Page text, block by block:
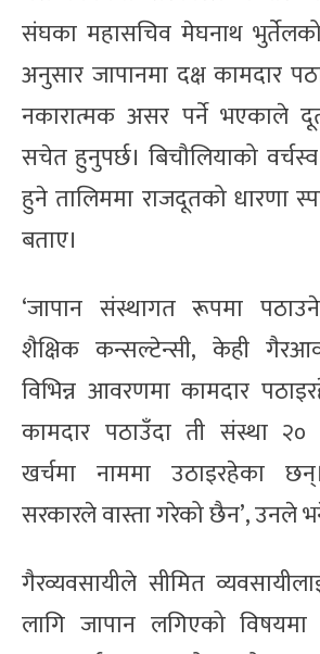
संघका महासचिव मेघनाथ
अनुसार जापानमा दक्ष कामदार
नकारात्मक असर पर्ने भएकाले
सचेत हुनुपर्छ। बिचौलियाको
हुने तालिममा राजदूतको धारणा
बताए।
‘जापान संस्थागत रूपमा
शैक्षिक कन्सल्टेन्सी, केही
विभिन्न आवरणमा कामदार
कामदार पठाउँदा ती संस्था
खर्चमा नाममा उठाइरहेका
सरकारले वास्ता गरेको छैन’, उनले
गैरव्यवसायीले सीमित
लागि जापान लगिएको विषयमा